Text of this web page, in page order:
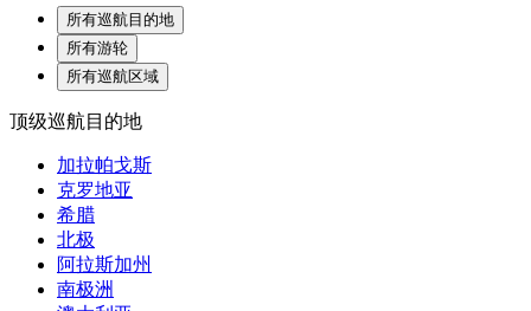
所有巡航目的地
所有游轮
所有巡航区域
顶级巡航目的地
加拉帕戈斯
克罗地亚
希腊
北极
阿拉斯加州
南极洲